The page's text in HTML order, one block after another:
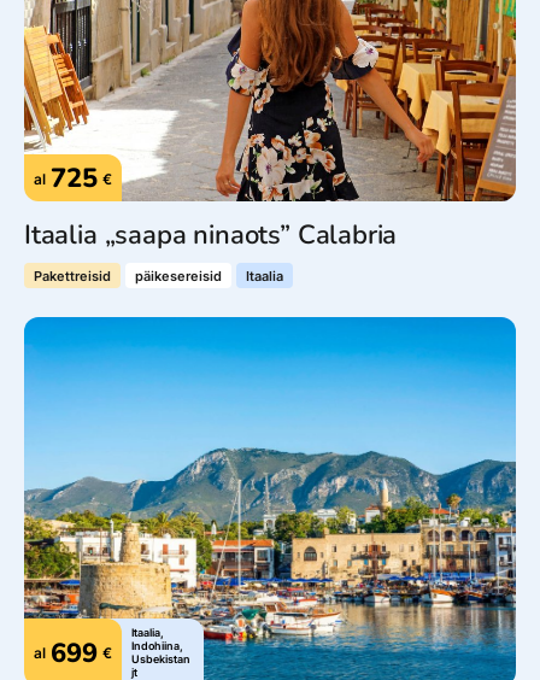
al 725 €
Itaalia „saapa ninaots” Calabria
Pakettreisid päikesereisid Itaalia
al 699 €
Itaalia,
Indohiina,
Usbekistan
jt